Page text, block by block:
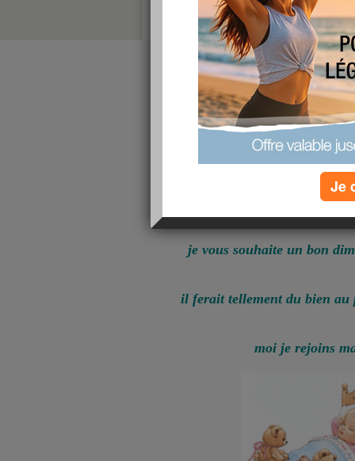
je vous souhaite un bon
il ferait tellement du bien au
moi je rejoins
Je